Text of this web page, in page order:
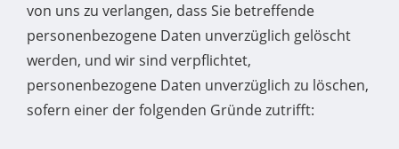
von uns zu verlangen, dass Sie betreffende
personenbezogene Daten unverzüglich gelöscht
werden, und wir sind verpflichtet,
personenbezogene Daten unverzüglich zu löschen,
sofern einer der folgenden Gründe zutrifft: